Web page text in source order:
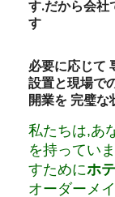
す.だから会社
す
必要に応じて
設置と現場で
開業を 完璧な
私たちは,あ
を持ってい
すためにホ
オーダーメ